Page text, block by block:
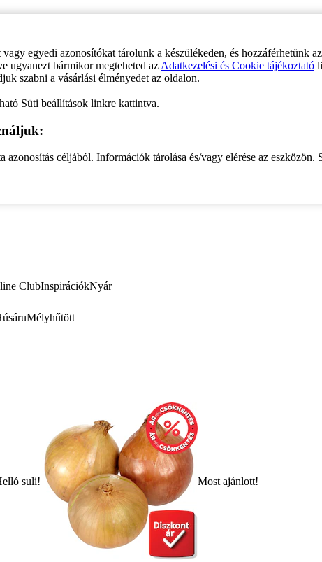
egyedi azonosítókat tárolunk a készülékeden, és hozzáférhetünk
ugyanezt bármikor megteheted az Adatkezelési és Cookie tájékoztató
szabni a vásárlási élményedet az oldalon.
Süti beállítások linkre kattintva.
céljából. Információk tárolása és/vagy elérése az eszközön.
ClubInspirációkNyár
Mélyhűtött
suli! Most ajánlott!